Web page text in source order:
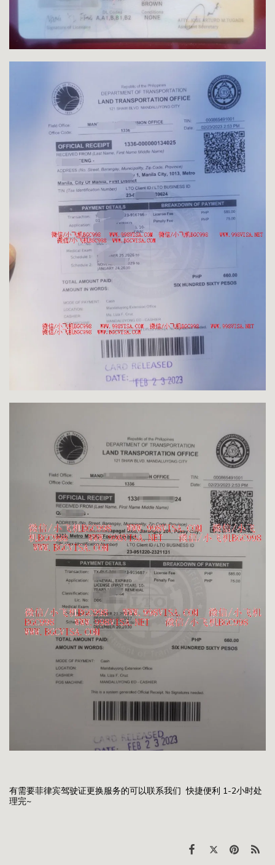
有需要菲律宾驾驶证更换服务的可以联系我们 快捷便利 1-2小时处
理完~